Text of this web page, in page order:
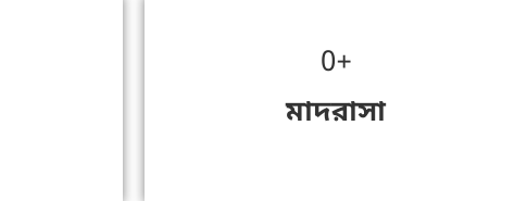
মাদরাসা
0+